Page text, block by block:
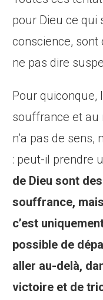
pour Dieu ce qui
conscience,
ne pas dire
Pour quiconque,
souffrance et au
n’a pas de
: peut-il prendre
de Dieu sont
souffrance,
c’est
possible de
aller au-delà,
victoire et de